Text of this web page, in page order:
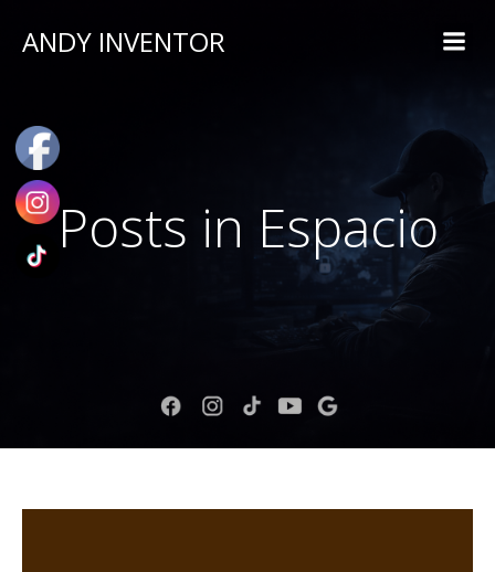
ANDY INVENTOR
Posts in Espacio